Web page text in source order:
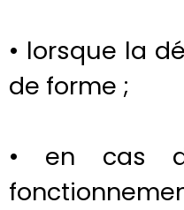
• lorsque la
de forme ;
• en cas